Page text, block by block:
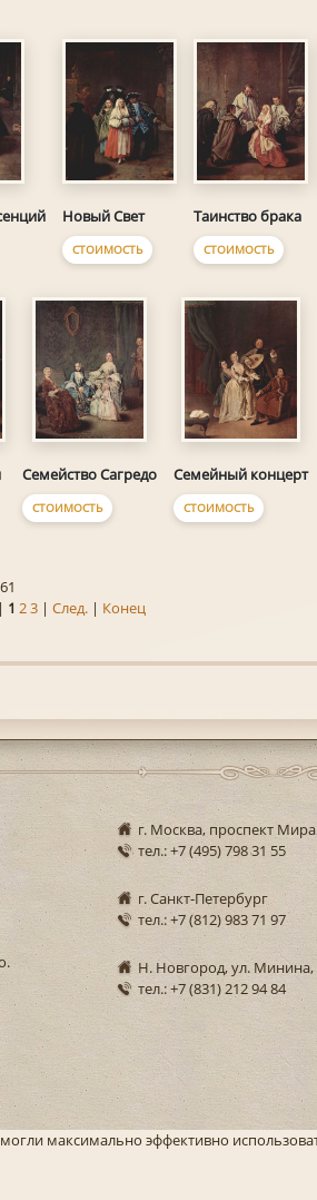
Новый Свет
СТОИМОСТЬ
Таинство брака
СТОИМОСТЬ
Семейство Сагредо
СТОИМОСТЬ
Семейный концерт
СТОИМОСТЬ
1 23| След.| Конец
г. Москва, проспект
тел.: +7 (495) 798 31 55
г. Санкт-Петербург
тел.: +7 (812) 983 71 97
Н. Новгород, ул. Минина,
тел.: +7 (831) 212 94 84
максимально эффективно